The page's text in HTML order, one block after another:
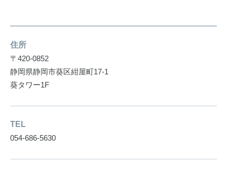
住所
〒420-0852
静岡県静岡市葵区紺屋町17-1
葵タワー1F
TEL
054-686-5630